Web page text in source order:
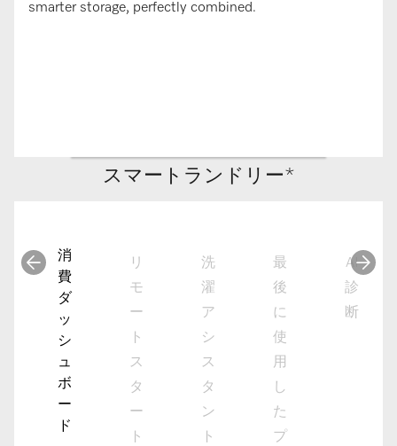
smarter storage, perfectly combined.
スマートランドリー*
消
費
ダ
ッ
シ
ュ
ボ
ー
ド
リ
モ
ー
ト
ス
タ
ー
ト
洗
濯
ア
シ
ス
タ
ン
ト
最
後
に
使
用
し
た
プ
AI
診
断